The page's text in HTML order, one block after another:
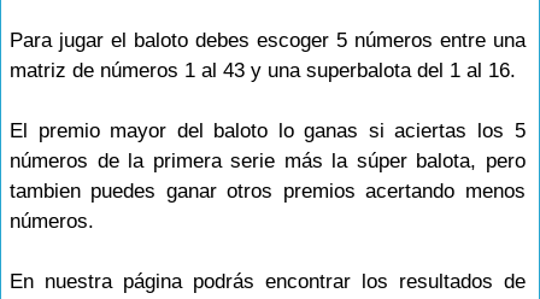
Para jugar el baloto debes escoger 5 números entre una
matriz de números 1 al 43 y una superbalota del 1 al 16.
El premio mayor del baloto lo ganas si aciertas los 5
números de la primera serie más la súper balota, pero
tambien puedes ganar otros premios acertando menos
números.
En nuestra página podrás encontrar los resultados de